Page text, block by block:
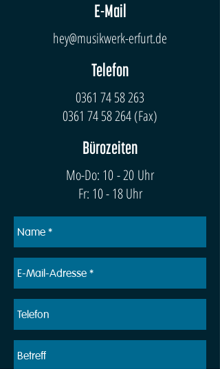
E-Mail
hey@musikwerk-erfurt.de
Telefon
0361 74 58 263
0361 74 58 264(Fax)
Bürozeiten
Mo-Do: 10 - 20 Uhr
Fr: 10 - 18 Uhr